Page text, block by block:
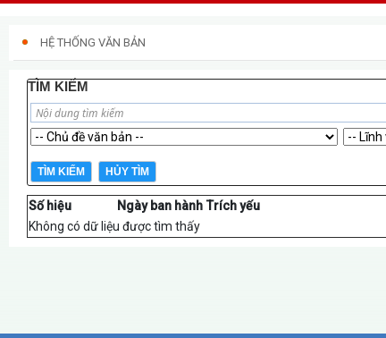
HỆ THỐNG VĂN BẢN
TÌM KIẾM
Số hiệu Ngày ban hành Trích yếu
Không có dữ liệu được tìm thấy